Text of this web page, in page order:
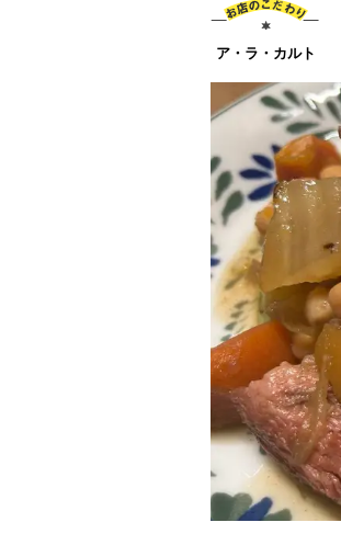
ア・ラ・カルト